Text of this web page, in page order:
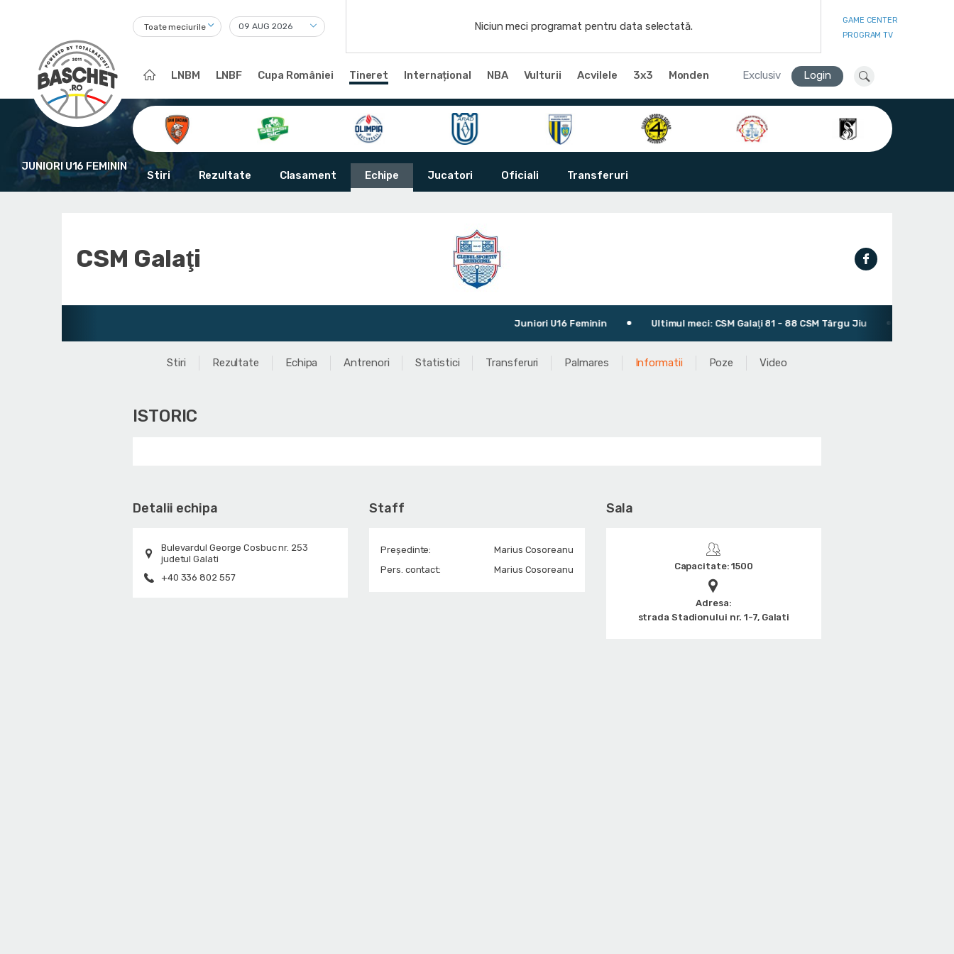
Toate meciurile Niciun meci programat pentru data selectată.
GAME CENTER
PROGRAM TV
LNBM LNBF Cupa României Tineret Internațional NBA Vulturii Acvilele 3x3 Monden Exclusiv Login
JUNIORI U16 FEMININ
Stiri Rezultate Clasament Echipe Jucatori Oficiali Transferuri
CSM Galaţi
Juniori U16 Feminin Ultimul meci: CSM Galaţi 81 - 88 CSM Târgu Jiu Antrenor: Cătălin
Stiri Rezultate Echipa Antrenori Statistici Transferuri Palmares Informatii Poze Video
ISTORIC
Detalii echipa
Bulevardul George Cosbuc nr. 253
judetul Galati
+40 336 802 557
Staff
Președinte:
Marius Cosoreanu
Pers. contact:
Marius Cosoreanu
Sala
Capacitate: 1500
Adresa:
strada Stadionului nr. 1-7, Galati